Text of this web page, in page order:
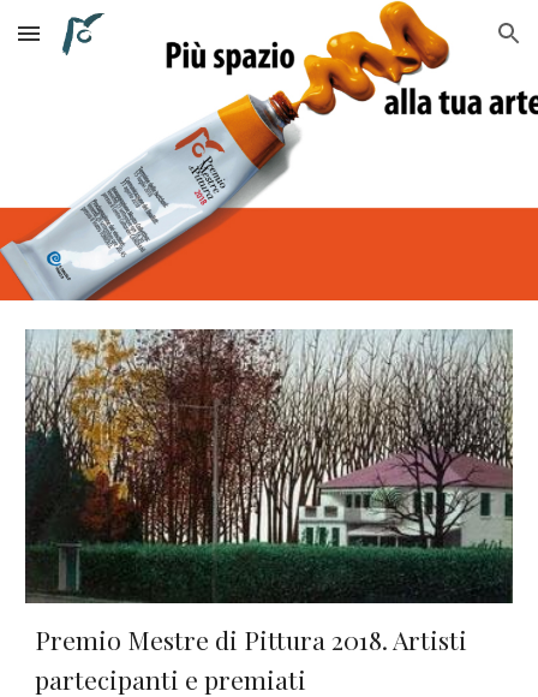
Skip to main content Skip to navigation
Premio Mestre di Pittura 2018. Artisti
partecipanti e premiati